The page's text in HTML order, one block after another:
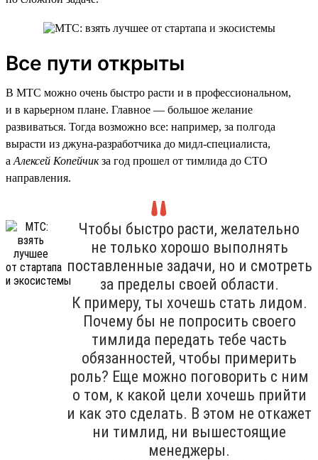
Все пути открыты
В МТС можно очень быстро расти и в профессиональном,
и в карьерном плане. Главное — большое желание
развиваться. Тогда возможно все: например, за полгода
вырасти из джуна-разработчика до мидл-специалиста,
а Алексей Копейчикза год прошел от тимлида до CTO
направления.
Чтобы быстро расти, желательно
не только хорошо выполнять
поставленные задачи, но и смотреть
за пределы своей области.
К примеру, ты хочешь стать лидом.
Почему бы не попросить своего
тимлида передать тебе часть
обязанностей, чтобы примерить
роль? Еще можно поговорить с ним
о том, к какой цели хочешь прийти
и как это сделать. В этом не откажет
ни тимлид, ни вышестоящие
менеджеры.